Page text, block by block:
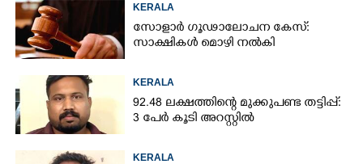
KERALA
സോളാർ ഗൂഢാലോചന കേസ്:
സാക്ഷികൾ മൊഴി നൽകി
KERALA
92.48 ലക്ഷത്തിന്റെ മുക്കുപണ്ട തട്ടിപ്പ്:
3 പേർ കൂടി അറസ്റ്റിൽ
KERALA